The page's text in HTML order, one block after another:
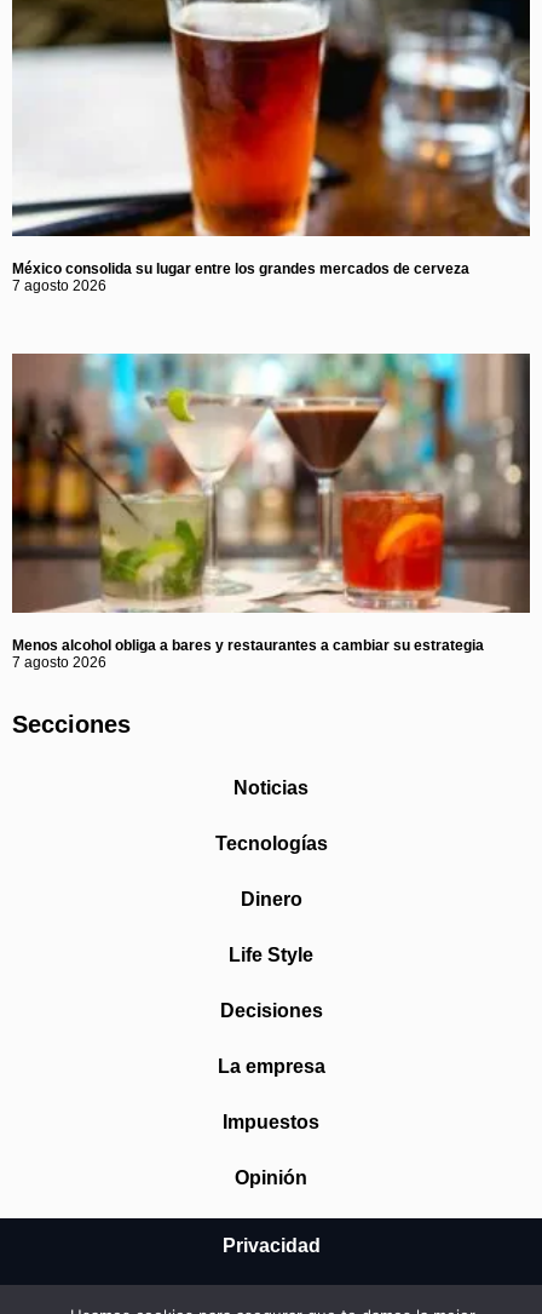
México consolida su lugar entre los grandes mercados de cerveza
7 agosto 2026
Menos alcohol obliga a bares y restaurantes a cambiar su estrategia
7 agosto 2026
Secciones
Noticias
Tecnologías
Dinero
Life Style
Decisiones
La empresa
Impuestos
Opinión
Privacidad